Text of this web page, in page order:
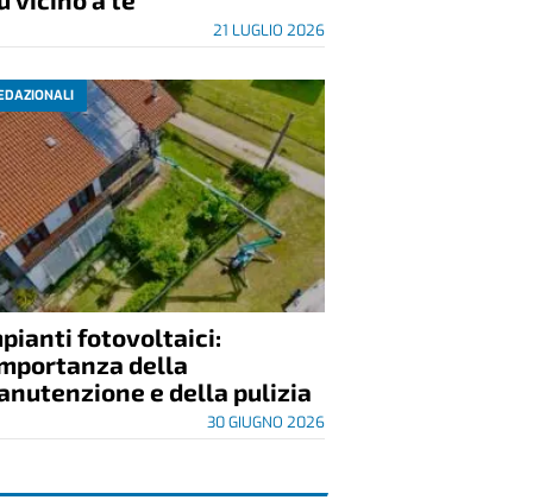
21 LUGLIO 2026
fotovoltaici:
della
e della pulizia
30 GIUGNO 2026